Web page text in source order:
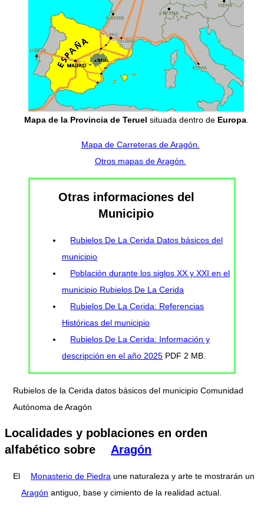
Mapa de la Provincia de Teruel situada dentro de Europa.
Mapa de Carreteras de Aragón.
Otros mapas de Aragón.
Otras informaciones del
Municipio
Rubielos De La Cerida Datos básicos del
municipio
Población durante los siglos XX y XXI en el
municipio Rubielos De La Cerida
Rubielos De La Cerida: Referencias
Históricas del municipio
Rubielos De La Cerida: Información y
descripción en el año 2025 PDF 2 MB.
Rubielos de la Cerida datos básicos del municipio Comunidad
Autónoma de Aragón
Localidades y poblaciones en orden
alfabético sobre
Aragón
El Monasterio de Piedra une naturaleza y arte te mostrarán un
Aragón antiguo, base y cimiento de la realidad actual.